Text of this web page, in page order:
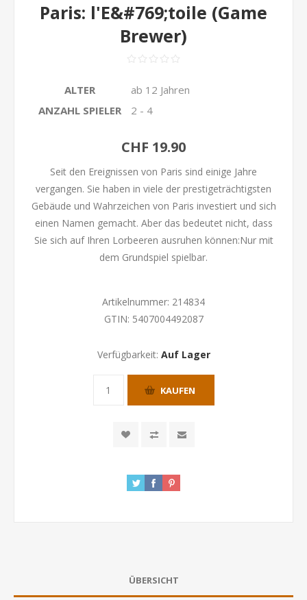
Paris: l'E&#769;toile (Game
Brewer)
ALTER
ab 12 Jahren
ANZAHL SPIELER
2 - 4
CHF 19.90
Seit den Ereignissen von Paris sind einige Jahre
vergangen. Sie haben in viele der prestigeträchtigsten
Gebäude und Wahrzeichen von Paris investiert und sich
einen Namen gemacht. Aber das bedeutet nicht, dass
Sie sich auf Ihren Lorbeeren ausruhen können:Nur mit
dem Grundspiel spielbar.
Artikelnummer: 214834
GTIN: 5407004492087
Verfügbarkeit: Auf Lager
KAUFEN
ÜBERSICHT